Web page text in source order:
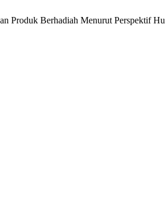
Produk Berhadiah Menurut Perspektif